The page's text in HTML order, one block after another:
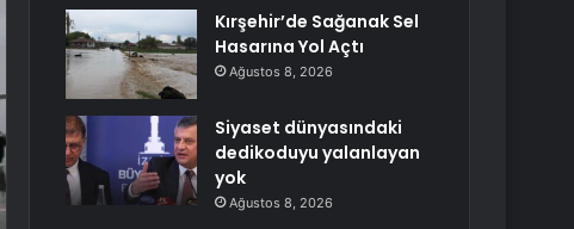
Kırşehir’de Sağanak Sel
Hasarına Yol Açtı
Ağustos 8, 2026
Siyaset dünyasındaki
dedikoduyu yalanlayan
yok
Ağustos 8, 2026